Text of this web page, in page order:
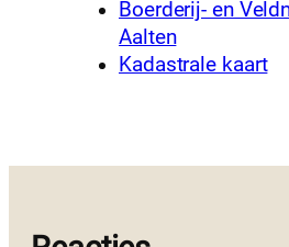
Boerderij- en
Aalten
Kadastrale kaart